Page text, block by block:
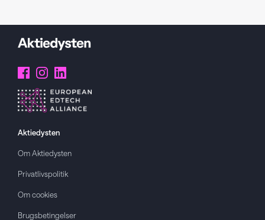
Aktiedysten
Om Aktiedysten
Privatlivspolitik
Om cookies
Brugsbetingelser